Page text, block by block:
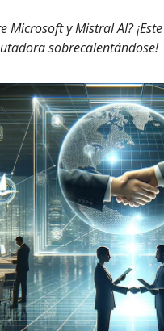
Microsoft y Mistral AI?
sobrecalentándose!